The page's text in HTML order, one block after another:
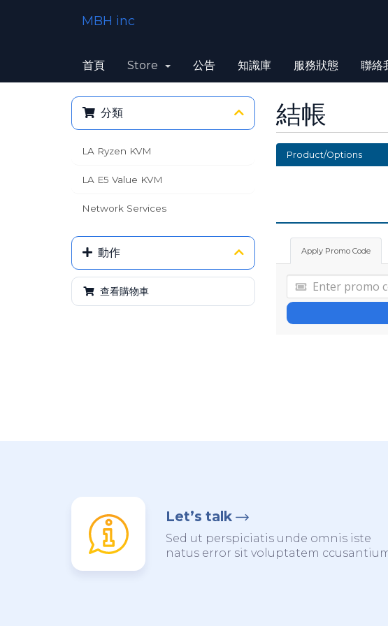
MBH inc
首頁 Store 公告 知識庫 服務狀態 聯絡
分類
LA Ryzen KVM
LA E5 Value KVM
Network Services
動作
查看購物車
結帳
Product/Options
Apply Promo Code
Let’s talk
Sed ut perspiciatis unde omnis iste
natus error sit voluptatem